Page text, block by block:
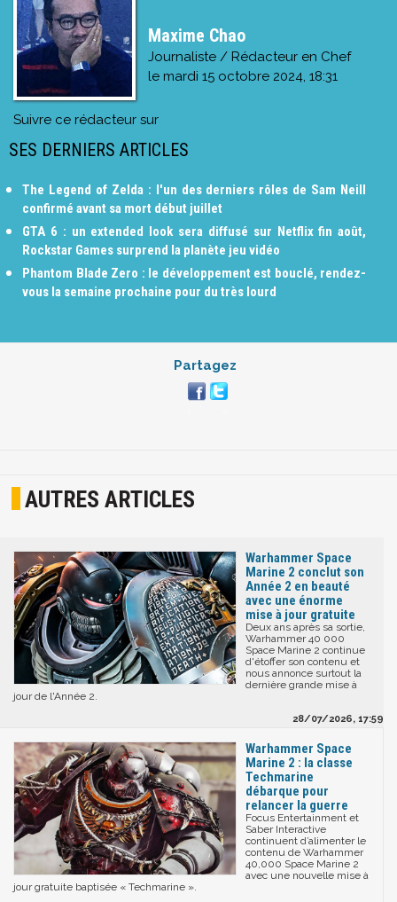
Maxime Chao
Journaliste / Rédacteur en Chef
le mardi 15 octobre 2024, 18:31
Suivre ce rédacteur sur
SES DERNIERS ARTICLES
The Legend of Zelda : l'un des derniers rôles de Sam Neill
confirmé avant sa mort début juillet
GTA 6 : un extended look sera diffusé sur Netflix fin août,
Rockstar Games surprend la planète jeu vidéo
Phantom Blade Zero : le développement est bouclé, rendez-
vous la semaine prochaine pour du très lourd
Partagez
AUTRES ARTICLES
Warhammer Space
Marine 2 conclut son
Année 2 en beauté
avec une énorme
mise à jour gratuite
Deux ans après sa sortie,
Warhammer 40 000
Space Marine 2 continue
d'étoffer son contenu et
nous annonce surtout la
dernière grande mise à
jour de l'Année 2.
28/07/2026, 17:59
Warhammer Space
Marine 2 : la classe
Techmarine
débarque pour
relancer la guerre
Focus Entertainment et
Saber Interactive
continuent d’alimenter le
contenu de Warhammer
40,000 Space Marine 2
avec une nouvelle mise à
jour gratuite baptisée « Techmarine ».